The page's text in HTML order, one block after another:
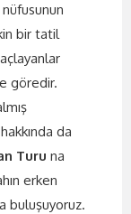
bir tatil
göredir.
da
Turu na
erken
buluşuyoruz.